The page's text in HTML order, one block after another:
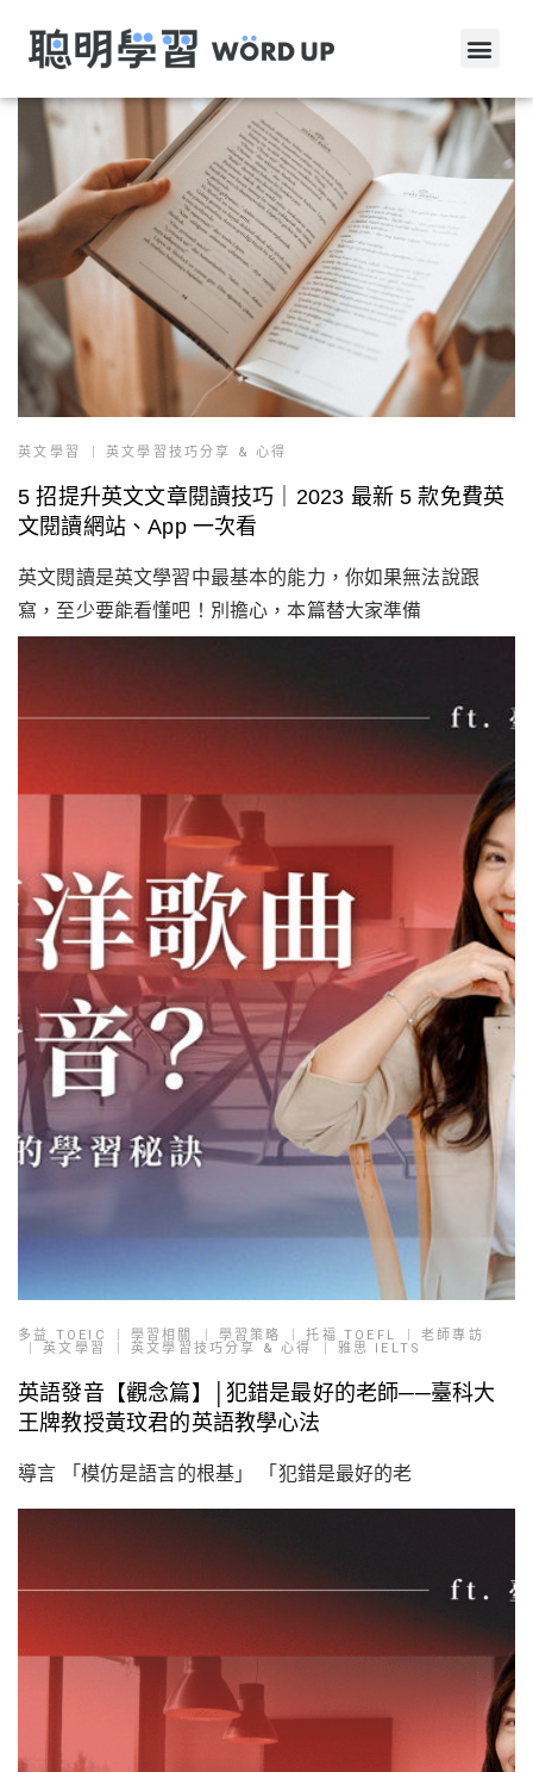
英文學習 英文學習技巧分享 & 心得
5 招提升英文文章閱讀技巧｜2023 最新 5 款免費英
文閱讀網站、App 一次看
英文閱讀是英文學習中最基本的能力，你如果無法說跟
寫，至少要能看懂吧！別擔心，本篇替大家準備
多益 TOEIC 學習相關 學習策略 托福 TOEFL
老師專訪
英文學習
英文學習技巧分享 & 心得 雅思 IELTS
英語發音【觀念篇】│犯錯是最好的老師──臺科大
王牌教授黃玟君的英語教學心法
導言 「模仿是語言的根基」 「犯錯是最好的老